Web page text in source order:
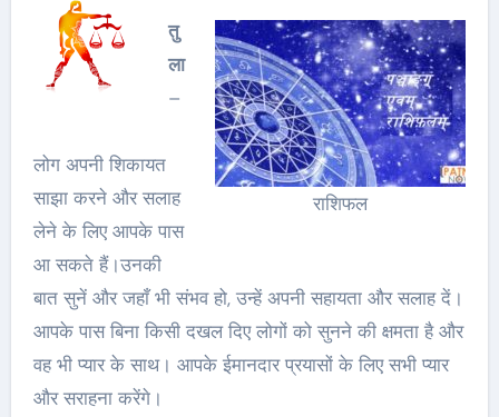
राशिफल
तु
ला
–
लोग अपनी शिकायत
साझा करने और सलाह
लेने के लिए आपके पास
आ सकते हैं।उनकी
बात सुनें और जहाँ भी संभव हो, उन्हें अपनी सहायता और सलाह दें।
आपके पास बिना किसी दखल दिए लोगों को सुनने की क्षमता है और
वह भी प्यार के साथ। आपके ईमानदार प्रयासों के लिए सभी प्यार
और सराहना करेंगे।